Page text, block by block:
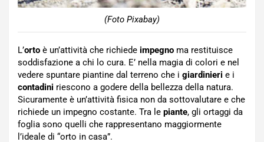
(Foto Pixabay)
L’orto è un’attività che richiede impegno ma restituisce
soddisfazione a chi lo cura. E’ nella magia di colori e nel
vedere spuntare piantine dal terreno che i giardinieri e i
contadini riescono a godere della bellezza della natura.
Sicuramente è un’attività fisica non da sottovalutare e che
richiede un impegno costante. Tra le piante, gli ortaggi da
foglia sono quelli che rappresentano maggiormente
l’ideale di “orto in casa”.